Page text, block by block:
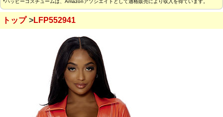
*ハッピーコスチュームは、Amazonアソシエイトとして適格販売により収入を得ています。
トップ LFP552941